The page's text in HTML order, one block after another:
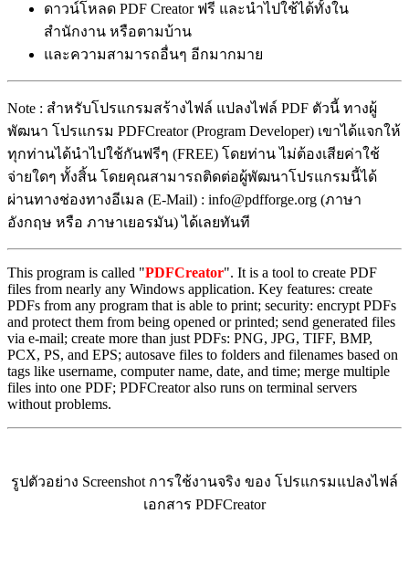
ดาวน์โหลด PDF Creator ฟรี และนำไปใช้ได้ทั้งใน
สำนักงาน หรือตามบ้าน
และความสามารถอื่นๆ อีกมากมาย
Note : สำหรับโปรแกรมสร้างไฟล์ แปลงไฟล์ PDF ตัวนี้ ทางผู้
พัฒนา โปรแกรม PDFCreator (Program Developer) เขาได้แจกให้
ทุกท่านได้นำไปใช้กันฟรีๆ (FREE) โดยท่าน ไม่ต้องเสียค่าใช้
จ่ายใดๆ ทั้งสิ้น โดยคุณสามารถติดต่อผู้พัฒนาโปรแกรมนี้ได้
ผ่านทางช่องทางอีเมล (E-Mail) : info@pdfforge.org (ภาษา
อังกฤษ หรือ ภาษาเยอรมัน) ได้เลยทันที
This program is called "PDFCreator". It is a tool to create PDF
files from nearly any Windows application. Key features: create
PDFs from any program that is able to print; security: encrypt PDFs
and protect them from being opened or printed; send generated files
via e-mail; create more than just PDFs: PNG, JPG, TIFF, BMP,
PCX, PS, and EPS; autosave files to folders and filenames based on
tags like username, computer name, date, and time; merge multiple
files into one PDF; PDFCreator also runs on terminal servers
without problems.
รูปตัวอย่าง Screenshot การใช้งานจริง ของ โปรแกรมแปลงไฟล์
เอกสาร PDFCreator